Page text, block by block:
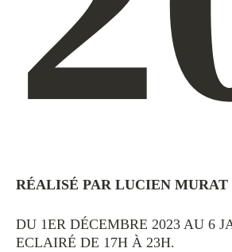
RÉALISÉ PAR LUCIEN MURAT
DU 1ER DÉCEMBRE 2023 AU 6
ECLAIRÉ DE 17H À 23H.